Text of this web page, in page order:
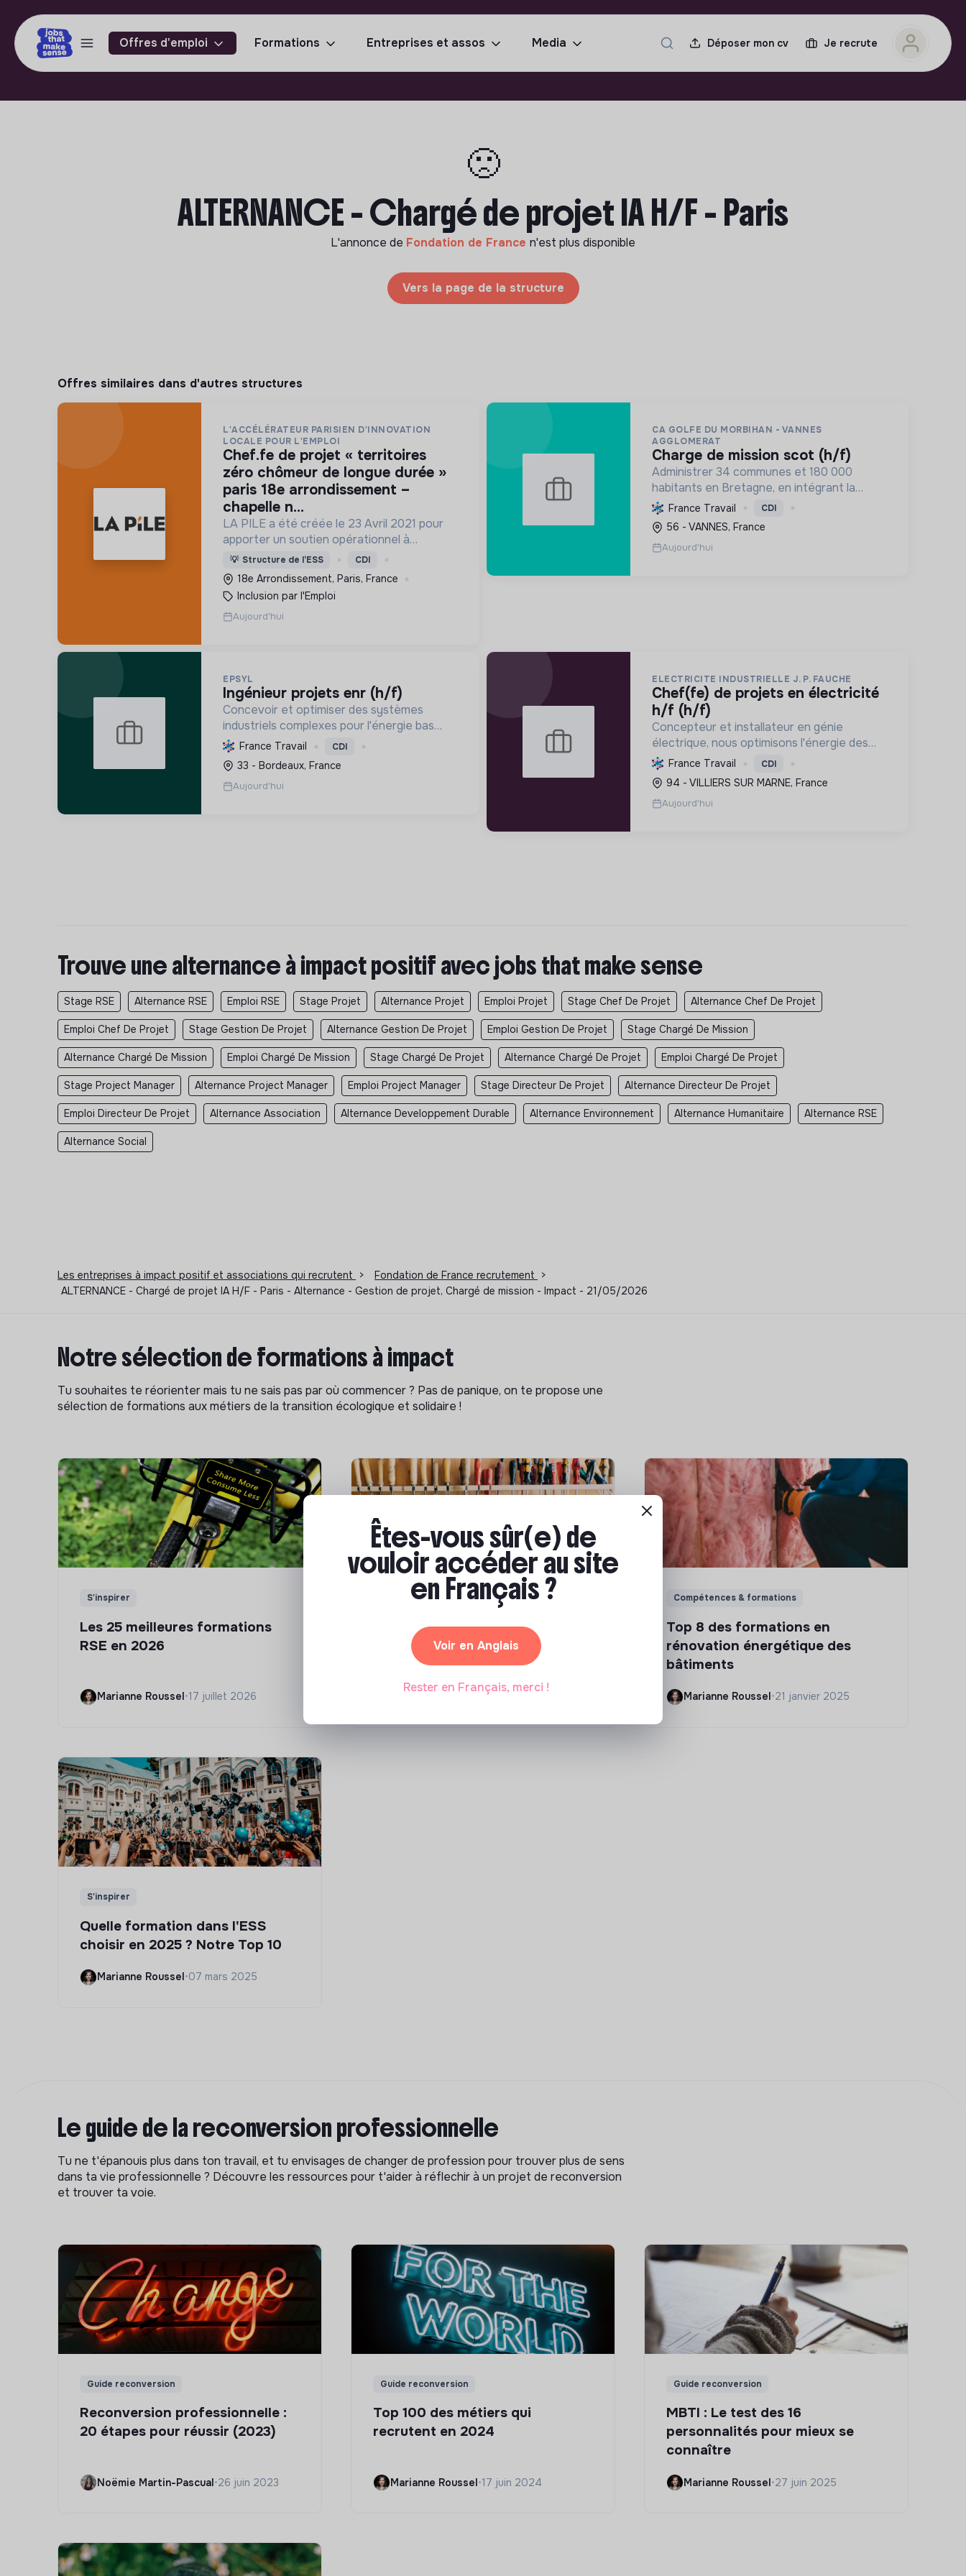
Offres d'emploi Formations Entreprises et assos Media Déposer mon cv Je recrute
🙁
ALTERNANCE - Chargé de projet IA H/F - Paris
L'annonce de Fondation de France n'est plus disponible
Vers la page de la structure
Offres similaires dans d'autres structures
L'ACCÉLÉRATEUR PARISIEN D'INNOVATION
LOCALE POUR L'EMPLOI
chef.fe de projet « territoires
zéro chômeur de longue durée »
paris 18e arrondissement –
chapelle n...
LA PILE a été créée le 23 Avril 2021 pour
apporter un soutien opérationnel à
l'essaimage de l’expérimentation
"Territoires Zéro Chômeur de Longue
Durée" à Paris
💡 Structure de l’ESS CDI
18e Arrondissement, Paris, France
Inclusion par l'Emploi
Aujourd'hui
CA GOLFE DU MORBIHAN - VANNES
AGGLOMERAT
charge de mission scot (h/f)
Administrer 34 communes et 180 000
habitants en Bretagne, en intégrant la
transition écologique et sociale par une
planification résiliente, des achats durables
et le soutien à l'économie verte.
France Travail CDI
56 - VANNES, France
Aujourd'hui
EPSYL
ingénieur projets enr (h/f)
Concevoir et optimiser des systèmes
industriels complexes pour l'énergie bas
carbone et la mobilité durable, en
s'appuyant sur l'innovation et une
démarche RSE.
France Travail CDI
33 - Bordeaux, France
Aujourd'hui
ELECTRICITE INDUSTRIELLE J. P. FAUCHE
chef(fe) de projets en électricité
h/f (h/f)
Concepteur et installateur en génie
électrique, nous optimisons l'énergie des
entreprises et collectivités. Engagés dans
la transition écologique avec le Label RGE,
nous offrons des solutions innovant...
France Travail CDI
94 - VILLIERS SUR MARNE, France
Aujourd'hui
Trouve une alternance à impact positif avec jobs that make sense
Stage RSE Alternance RSE Emploi RSE Stage Projet Alternance Projet Emploi Projet Stage Chef De Projet Alternance Chef De Projet
Emploi Chef De Projet Stage Gestion De Projet Alternance Gestion De Projet Emploi Gestion De Projet Stage Chargé De Mission
Alternance Chargé De Mission Emploi Chargé De Mission Stage Chargé De Projet Alternance Chargé De Projet Emploi Chargé De Projet
Stage Project Manager Alternance Project Manager Emploi Project Manager Stage Directeur De Projet Alternance Directeur De Projet
Emploi Directeur De Projet Alternance Association Alternance Developpement Durable Alternance Environnement Alternance Humanitaire Alternance RSE
Alternance Social
Les entreprises à impact positif et associations qui recrutent > Fondation de France recrutement
>
ALTERNANCE - Chargé de projet IA H/F - Paris - Alternance - Gestion de projet, Chargé de mission - Impact - 21/05/2026
Notre sélection de formations à impact
Tu souhaites te réorienter mais tu ne sais pas par où commencer ? Pas de panique, on te propose une
sélection de formations aux métiers de la transition écologique et solidaire !
S'inspirer
Les 25 meilleures formations
RSE en 2026
Marianne Roussel•17 juillet 2026
Compétences & formations
Comment se former à la
transition écologique ?
09 janvier 2024
Compétences & formations
Top 8 des formations en
rénovation énergétique des
bâtiments
Marianne Roussel•21 janvier 2025
S'inspirer
Quelle formation dans l'ESS
choisir en 2025 ? Notre Top 10
Marianne Roussel•07 mars 2025
Le guide de la reconversion professionnelle
Tu ne t'épanouis plus dans ton travail, et tu envisages de changer de profession pour trouver plus de sens
dans ta vie professionnelle ? Découvre les ressources pour t'aider à réflechir à un projet de reconversion
et trouver ta voie.
Guide reconversion
Reconversion professionnelle :
20 étapes pour réussir (2023)
Noëmie Martin-Pascual•26 juin 2023
Guide reconversion
Top 100 des métiers qui
recrutent en 2024
Marianne Roussel•17 juin 2024
Guide reconversion
MBTI : Le test des 16
personnalités pour mieux se
connaître
Marianne Roussel•27 juin 2025
Êtes-vous sûr(e) de
vouloir accéder au site
en Français ?
Voir en Anglais
Rester en Français, merci !